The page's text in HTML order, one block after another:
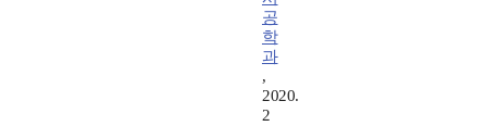
공
학
과
,
2020.
2